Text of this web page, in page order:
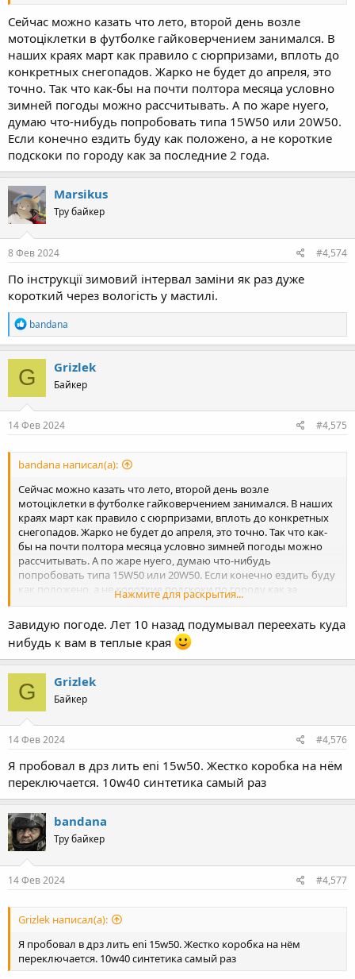
Сейчас можно казать что лето, второй день возле
мотоціклетки в футболке гайковерчением занимался. В
наших краях март как правило с сюрпризами, вплоть до
конкретных снегопадов. Жарко не будет до апреля, это
точно. Так что как-бы на почти полтора месяца условно
зимней погоды можно рассчитывать. А по жаре нуего,
думаю что-нибудь попробовать типа 15W50 или 20W50.
Если конечно ездить буду как положено, а не короткие
подскоки по городу как за последние 2 года.
Marsikus
Тру байкер
8 Фев 2024 #4,574
По інструкції зимовий інтервал заміни як раз дуже
короткий через вологість у мастилі.
R
e
a
c
t
i
o
n
s
bandana
G Grizlek
Байкер
14 Фев 2024 #4,575
bandana написал(а):
Сейчас можно казать что лето, второй день возле
мотоціклетки в футболке гайковерчением занимался. В наших
краях март как правило с сюрпризами, вплоть до конкретных
снегопадов. Жарко не будет до апреля, это точно. Так что как-
бы на почти полтора месяца условно зимней погоды можно
рассчитывать. А по жаре нуего, думаю что-нибудь
попробовать типа 15W50 или 20W50. Если конечно ездить буду
как положено, а не короткие подскоки по городу как за
Нажмите для раскрытия...
Завидую погоде. Лет 10 назад подумывал переехать куда
нибудь к вам в теплые края
G Grizlek
Байкер
14 Фев 2024 #4,576
Я пробовал в дрз лить eni 15w50. Жестко коробка на нём
переключается. 10w40 синтетика самый раз
bandana
Тру байкер
14 Фев 2024 #4,577
Grizlek написал(а):
Я пробовал в дрз лить eni 15w50. Жестко коробка на нём
переключается. 10w40 синтетика самый раз